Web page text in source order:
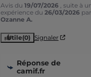
Avis du 19/07/2026
, suite à
expérience du 26/03/2026 par
Ozanne A.
Utile(0) Signaler
Réponse de
camif.fr